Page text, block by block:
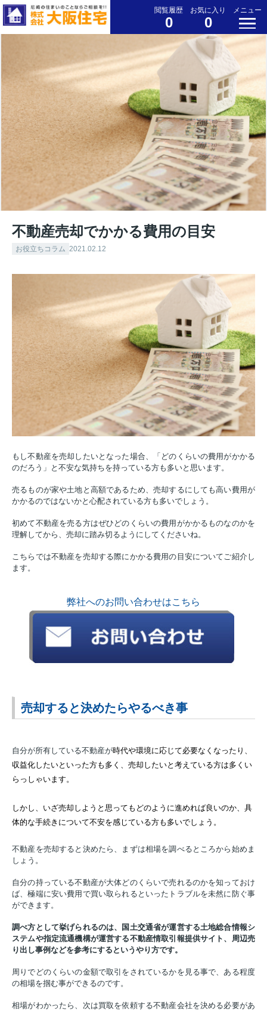
閲覧履歴
0
お気に入り
0
メニュー
不動産売却でかかる費用の目安
お役立ちコラム 2021.02.12
もし不動産を売却したいとなった場合、「どのくらいの費用がかかる
のだろう」と不安な気持ちを持っている方も多いと思います。
売るものが家や土地と高額であるため、売却するにしても高い費用が
かかるのではないかと心配されている方も多いでしょう。
初めて不動産を売る方はぜひどのくらいの費用がかかるものなのかを
理解してから、売却に踏み切るようにしてくださいね。
こちらでは不動産を売却する際にかかる費用の目安についてご紹介し
ます。
弊社へのお問い合わせはこちら
売却すると決めたらやるべき事
自分が所有している不動産が時代や環境に応じて必要なくなったり、
収益化したいといった方も多く、売却したいと考えている方は多くい
らっしゃいます。
しかし、いざ売却しようと思ってもどのように進めれば良いのか、具
体的な手続きについて不安を感じている方も多いでしょう。
不動産を売却すると決めたら、まずは相場を調べるところから始めま
しょう。
自分の持っている不動産が大体どのくらいで売れるのかを知っておけ
ば、極端に安い費用で買い取られるといったトラブルを未然に防ぐ事
ができます。
調べ方として挙げられるのは、国土交通省が運営する土地総合情報シ
ステムや指定流通機構が運営する不動産情取引報提供サイト、周辺売
り出し事例などを参考にするというやり方です。
周りでどのくらいの金額で取引をされているかを見る事で、ある程度
の相場を掴む事ができるのです。
相場がわかったら、次は買取を依頼する不動産会社を決める必要があ